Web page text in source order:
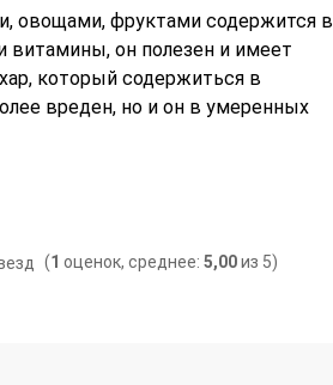
овощами, фруктами содержится в
витамины, он полезен и имеет
который содержиться в
вреден, но и он в умеренных
(1 оценок, среднее: 5,00из 5)